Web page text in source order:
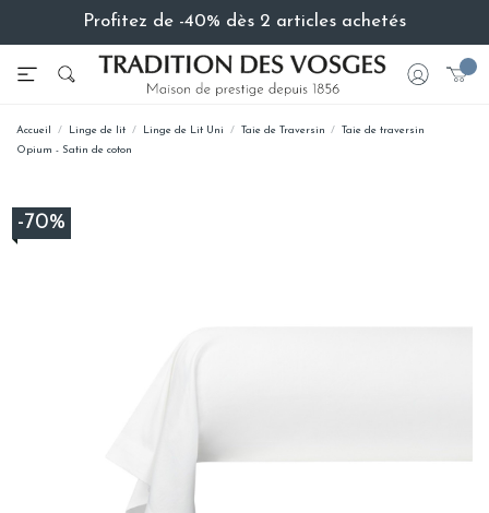
Profitez de -40% dès 2 articles achetés
Accueil Linge de lit Linge de Lit Uni Taie de Traversin
Taie de traversin
Opium - Satin de coton
-70%